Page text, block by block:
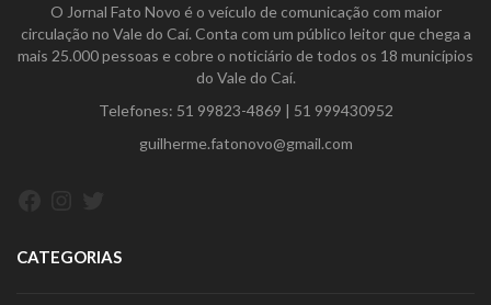
O Jornal Fato Novo é o veículo de comunicação com maior
circulação no Vale do Caí. Conta com um público leitor que chega a
mais 25.000 pessoas e cobre o noticiário de todos os 18 municípios
do Vale do Caí.
Telefones: 51 99823-4869 | 51 999430952
guilherme.fatonovo@gmail.com
CATEGORIAS